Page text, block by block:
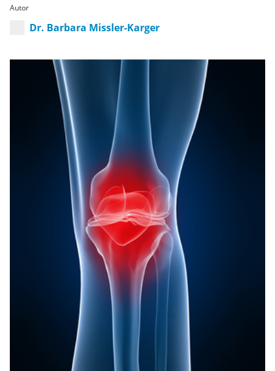
Autor
Dr. Barbara Missler-Karger